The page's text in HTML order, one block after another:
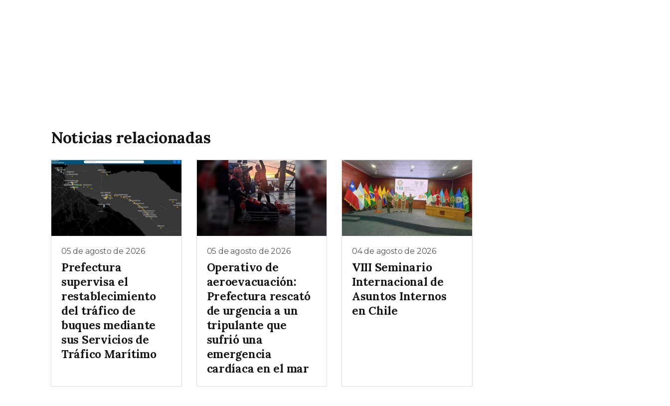
Noticias relacionadas
05 de agosto de 2026
Prefectura
supervisa el
restablecimiento
del tráfico de
buques mediante
sus Servicios de
Tráfico Marítimo
05 de agosto de 2026
Operativo de
aeroevacuación:
Prefectura rescató
de urgencia a un
tripulante que
sufrió una
emergencia
cardíaca en el mar
04 de agosto de 2026
VIII Seminario
Internacional de
Asuntos Internos
en Chile